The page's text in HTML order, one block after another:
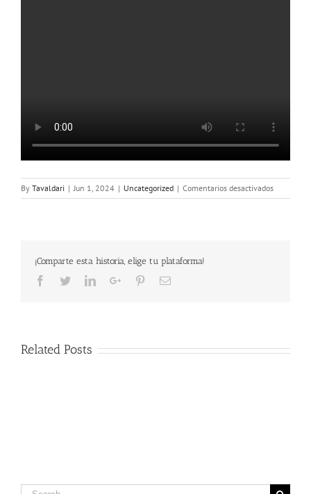
By Tavaldari | Jun 1, 2024 | Uncategorized | Comentarios desactivadosen
125
DE
¡Comparte esta historia, elige tu plataforma!
Facebook
TwitterLinkedInGoogle+PinterestEmail
Related Posts
Search